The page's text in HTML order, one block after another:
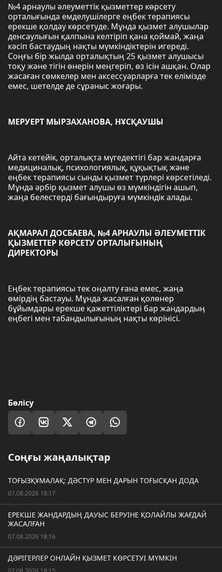
№4 арнаулы әлеуметтік қызметтер көрсету
орталығында емделушілерге еңбек терапиясы
ерекше қолдау көрсетуде. Мұнда қызмет алушылар
денсаулығын қалпына келтіріп қана қоймай, жаңа
кәсіп бастаудың нақты мүмкіндіктерін игереді.
Соңғы бір жылда орталықтың 25 қызмет алушысы
тоқу және тігін өнерін меңгеріп, өз ісін ашқан. Олар
жасаған сөмкелер мен аксессуарларға тек елімізде
емес, шетелде де сұраныс жоғары.
МЕРУЕРТ МЫРЗАХАНОВА, НҰСҚАУШЫ
Айта кетейік, орталықта мүгедектігі бар жандарға
медициналық, психологиялық, құқықтық және
еңбек терапиясы сынды қызмет түрлері көрсетіледі.
Мұнда әрбір қызмет алушы өз мүмкіндігін ашып,
жаңа белестерді бағындыруға мүмкіндік алады.
АҚМАРАЛ ДОСБАЕВА, №4 АРНАУЛЫ ӘЛЕУМЕТТІК
ҚЫЗМЕТТЕР КӨРСЕТУ ОРТАЛЫҒЫНЫҢ
ДИРЕКТОРЫ
Еңбек терапиясы тек оңалту ғана емес, жаңа
өмірдің бастауы. Мұнда жасалған қолөнер
бұйымдары ерекше қажеттіліктері бар жандардың
еңбегі мен табандылығының нақты көрінісі.
Бөлісу
Соңғы жаңалықтар
ТОҒЫЗҚҰМАЛАҚ: ДӘСТҮР МЕН ДАРЫН ТОҒЫСҚАН ДОДА
07.08.2026 18:17
ЕРЕКШЕ ЖАНДАРДЫҢ ДАУЫС БЕРУІНЕ ҚОЛАЙЛЫ ЖАҒДАЙ
ЖАСАЛҒАН
07.08.2026 18:16
ДӘРІГЕРЛЕР ОНЛАЙН ҚЫЗМЕТ КӨРСЕТУІ МҮМКІН